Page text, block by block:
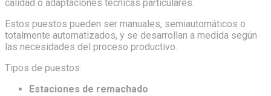
calidad o adaptaciones técnicas particulares.
Estos puestos pueden ser manuales, semiautomáticos o
totalmente automatizados, y se desarrollan a medida según
las necesidades del proceso productivo.
Tipos de puestos:
Estaciones de remachado